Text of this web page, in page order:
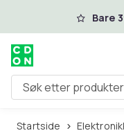
Hopp til Bare
Søk etter produkter
Startside